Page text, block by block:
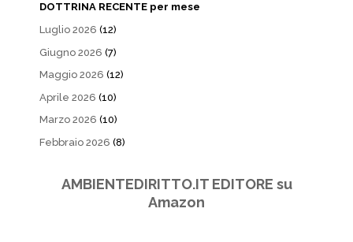
DOTTRINA RECENTE per mese
Luglio 2026 (12)
Giugno 2026 (7)
Maggio 2026 (12)
Aprile 2026 (10)
Marzo 2026 (10)
Febbraio 2026 (8)
AMBIENTEDIRITTO.IT EDITORE su
Amazon